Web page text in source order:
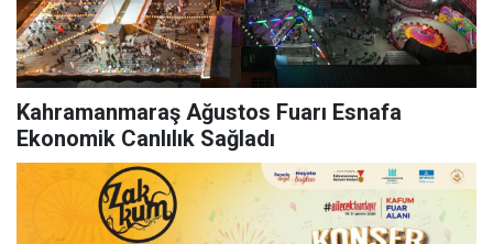
Kahramanmaraş Ağustos Fuarı Esnafa
Ekonomik Canlılık Sağladı